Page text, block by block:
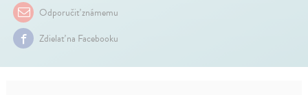
Odporučiť známemu
Zdielať na Facebooku